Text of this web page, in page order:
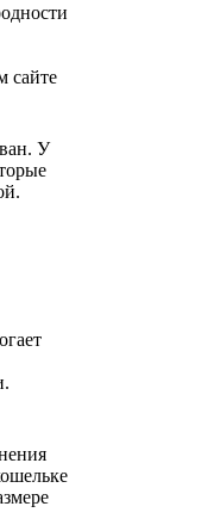
сайте
У